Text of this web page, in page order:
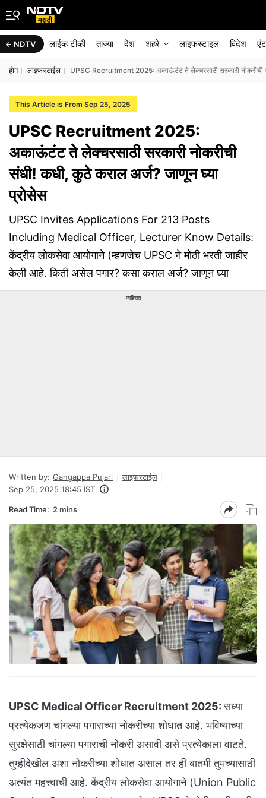
NDTV लाईव्ह टीव्ही ताज्या देश शहरे लाइफस्टाइल विदेश
होम लाइफस्टाईल UPSC Recruitment 2025: अकाऊंटंट ते लेक्चरसाठी सरकारी नोकरीची
This Article is From Sep 25, 2025
UPSC Recruitment 2025:
अकाऊंटंट ते लेक्चरसाठी सरकारी नोकरीची
संधी! कधी, कुठे कराल अर्ज? जाणून घ्या
प्रोसेस
UPSC Invites Applications For 213 Posts
Including Medical Officer, Lecturer Know Details:
केंद्रीय लोकसेवा आयोगाने (म्हणजेच UPSC ने मोठी भरती जाहीर
केली आहे. किती असेल पगार? कसा कराल अर्ज? जाणून घ्या
जाहिरात
Written by: Gangappa Pujari
लाइफस्टाईल
Sep 25, 2025 18:45 IST
Read Time: 2 mins
UPSC Medical Officer Recruitment 2025:सध्या
प्रत्येकजण चांगल्या पगाराच्या नोकरीच्या शोधात आहे. भविष्याच्या
सुरक्षेसाठी चांगल्या पगाराची नोकरी असावी असे प्रत्येकाला वाटते.
तुम्हीदेखील अशा नोकरीच्या शोधात असाल तर ही बातमी तुमच्यासाठी
अत्यंत महत्त्वाची आहे. केंद्रीय लोकसेवा आयोगाने (Union Public